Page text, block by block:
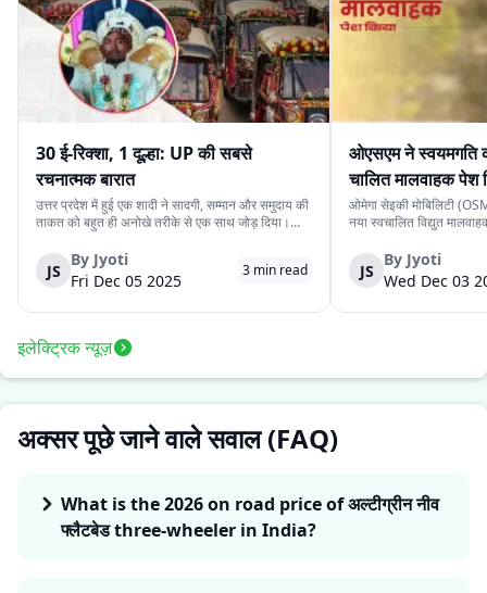
30 ई-रिक्शा, 1 दूल्हा: UP की सबसे
रचनात्मक बारात
उत्तर प्रदेश में हुई एक शादी ने सादगी, सम्मान और समुदाय की
ताकत को बहुत ही अनोखे तरीके से एक साथ जोड़ दिया।
वाहन की व्यवस्था करने के लिये पर्याप्त साधन नहीं थे।
लेकिन दोस्ती की भावना ने उस...
JS
By Jyoti
Fri Dec 05 2025
3 min read
ओएसएम ने स्वयमगति
चालित मालवाहक पेश
ओमेगा सेइकी मोबिलिटी
नया स्वचालित विद्युत
के स्वचालित यात्री संस्करण
लिये प्रस्तुत किया गया दूसरा
JS
By Jyoti
Wed Dec 03
इलेक्ट्रिक न्यूज़
अक्सर पूछे जाने वाले सवाल (FAQ)
What is the 2026 on road price of अल्टीग्रीन नीव
फ्लैटबेड three-wheeler in India?